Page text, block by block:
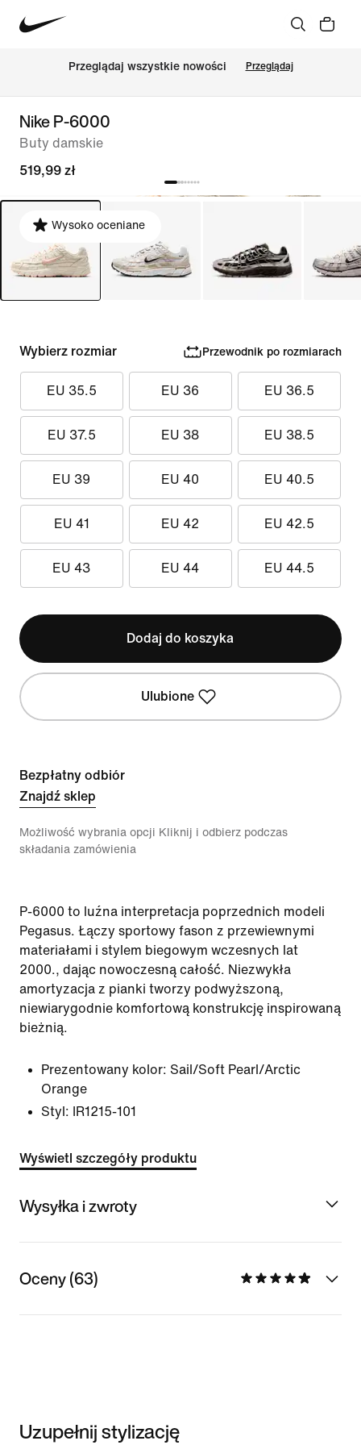
Przeglądaj wszystkie nowości Przeglądaj
Nike P-6000
Buty damskie
519,99 zł
Wysoko oceniane
Wybierz rozmiar Przewodnik po rozmiarach
EU 35.5 EU 36 EU 36.5
EU 37.5 EU 38 EU 38.5
EU 39 EU 40 EU 40.5
EU 41 EU 42 EU 42.5
EU 43 EU 44 EU 44.5
Dodaj do koszyka
Ulubione
Bezpłatny odbiór
Znajdź sklep
Możliwość wybrania opcji Kliknij i odbierz podczas
składania zamówienia
P-6000 to luźna interpretacja poprzednich modeli
Pegasus. Łączy sportowy fason z przewiewnymi
materiałami i stylem biegowym wczesnych lat
2000., dając nowoczesną całość. Niezwykła
amortyzacja z pianki tworzy podwyższoną,
niewiarygodnie komfortową konstrukcję inspirowaną
bieżnią.
Prezentowany kolor: Sail/Soft Pearl/Arctic
Orange
Styl:
IR1215-101
Wyświetl szczegóły produktu
Wysyłka i zwroty
Oceny (63)
Uzupełnij stylizację